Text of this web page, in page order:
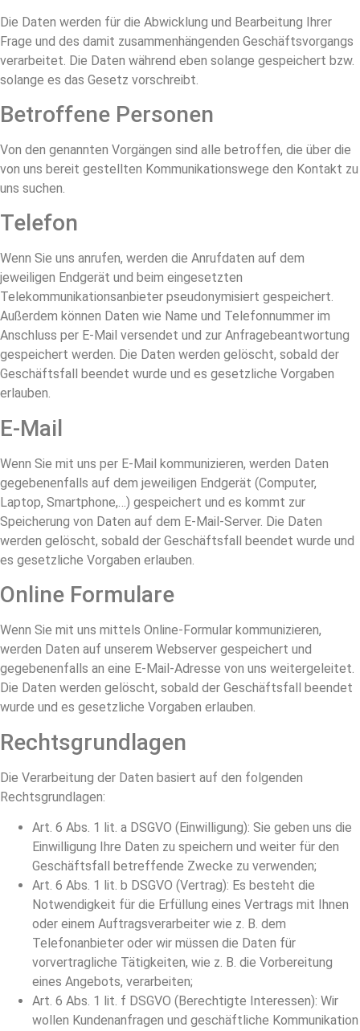
Die Daten werden für die Abwicklung und Bearbeitung Ihrer
Frage und des damit zusammenhängenden Geschäftsvorgangs
verarbeitet. Die Daten während eben solange gespeichert bzw.
solange es das Gesetz vorschreibt.
Betroffene Personen
Von den genannten Vorgängen sind alle betroffen, die über die
von uns bereit gestellten Kommunikationswege den Kontakt zu
uns suchen.
Telefon
Wenn Sie uns anrufen, werden die Anrufdaten auf dem
jeweiligen Endgerät und beim eingesetzten
Telekommunikationsanbieter pseudonymisiert gespeichert.
Außerdem können Daten wie Name und Telefonnummer im
Anschluss per E-Mail versendet und zur Anfragebeantwortung
gespeichert werden. Die Daten werden gelöscht, sobald der
Geschäftsfall beendet wurde und es gesetzliche Vorgaben
erlauben.
E-Mail
Wenn Sie mit uns per E-Mail kommunizieren, werden Daten
gegebenenfalls auf dem jeweiligen Endgerät (Computer,
Laptop, Smartphone,…) gespeichert und es kommt zur
Speicherung von Daten auf dem E-Mail-Server. Die Daten
werden gelöscht, sobald der Geschäftsfall beendet wurde und
es gesetzliche Vorgaben erlauben.
Online Formulare
Wenn Sie mit uns mittels Online-Formular kommunizieren,
werden Daten auf unserem Webserver gespeichert und
gegebenenfalls an eine E-Mail-Adresse von uns weitergeleitet.
Die Daten werden gelöscht, sobald der Geschäftsfall beendet
wurde und es gesetzliche Vorgaben erlauben.
Rechtsgrundlagen
Die Verarbeitung der Daten basiert auf den folgenden
Rechtsgrundlagen:
Art. 6 Abs. 1 lit. a DSGVO (Einwilligung): Sie geben uns die
Einwilligung Ihre Daten zu speichern und weiter für den
Geschäftsfall betreffende Zwecke zu verwenden;
Art. 6 Abs. 1 lit. b DSGVO (Vertrag): Es besteht die
Notwendigkeit für die Erfüllung eines Vertrags mit Ihnen
oder einem Auftragsverarbeiter wie z. B. dem
Telefonanbieter oder wir müssen die Daten für
vorvertragliche Tätigkeiten, wie z. B. die Vorbereitung
eines Angebots, verarbeiten;
Art. 6 Abs. 1 lit. f DSGVO (Berechtigte Interessen): Wir
wollen Kundenanfragen und geschäftliche Kommunikation